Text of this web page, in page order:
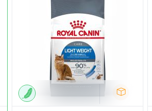
12,0 % - Nyershamu: 8,5